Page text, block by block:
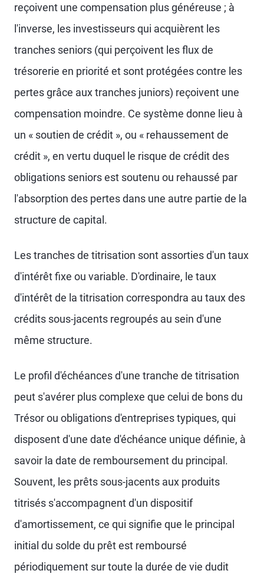
reçoivent une compensation plus généreuse ; à
l'inverse, les investisseurs qui acquièrent les
tranches seniors (qui perçoivent les flux de
trésorerie en priorité et sont protégées contre les
pertes grâce aux tranches juniors) reçoivent une
compensation moindre. Ce système donne lieu à
un « soutien de crédit », ou « rehaussement de
crédit », en vertu duquel le risque de crédit des
obligations seniors est soutenu ou rehaussé par
l'absorption des pertes dans une autre partie de la
structure de capital.
Les tranches de titrisation sont assorties d'un taux
d'intérêt fixe ou variable. D'ordinaire, le taux
d'intérêt de la titrisation correspondra au taux des
crédits sous-jacents regroupés au sein d'une
même structure.
Le profil d'échéances d'une tranche de titrisation
peut s'avérer plus complexe que celui de bons du
Trésor ou obligations d'entreprises typiques, qui
disposent d'une date d'échéance unique définie, à
savoir la date de remboursement du principal.
Souvent, les prêts sous-jacents aux produits
titrisés s'accompagnent d'un dispositif
d'amortissement, ce qui signifie que le principal
initial du solde du prêt est remboursé
périodiquement sur toute la durée de vie dudit